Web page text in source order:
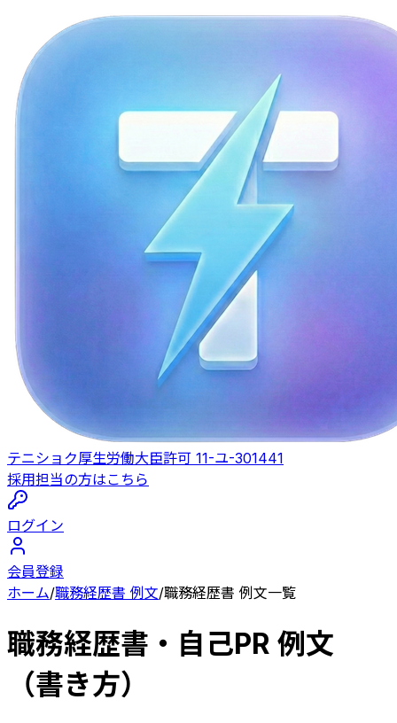
テニショク厚生労働大臣許可 11-ユ-301441
採用担当の方はこちら
ログイン
会員登録
ホーム/職務経歴書 例文/職務経歴書 例文一覧
職務経歴書・自己PR 例文
（書き方）